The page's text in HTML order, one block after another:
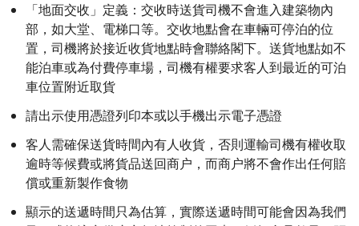
「地面交收」定義：交收時送貨司機不會進入建築物內
部，如大堂、電梯口等。交收地點會在車輛可停泊的位
置，司機將於接近收貨地點時會聯絡閣下。送貨地點如不
能泊車或為付費停車場，司機有權要求客人到最近的可泊
車位置附近取貨
請出示使用憑證列印本或以手機出示電子憑證
客人需確保送貨時間內有人收貨，否則運輸司機有權收取
逾時等候費或將貨品送回商户，而商户將不會作出任何賠
償或重新製作食物
顯示的送遞時間只為估算，實際送遞時間可能會因為我們